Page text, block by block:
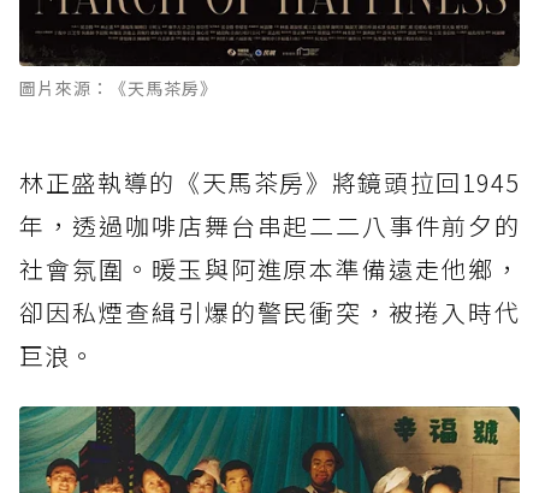
圖片來源：《天馬茶房》
林正盛執導的《天馬茶房》將鏡頭拉回1945
年，透過咖啡店舞台串起二二八事件前夕的
社會氛圍。暖玉與阿進原本準備遠走他鄉，
卻因私煙查緝引爆的警民衝突，被捲入時代
巨浪。